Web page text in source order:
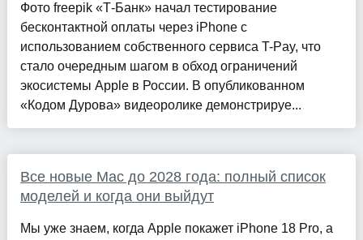
Фото freepik «Т-Банк» начал тестирование
бесконтактной оплаты через iPhone с
использованием собственного сервиса T-Pay, что
стало очередным шагом в обход ограничений
экосистемы Apple в России. В опубликованном
«Кодом Дурова» видеоролике демонстрируе...
Все новые Mac до 2028 года: полный список
моделей и когда они выйдут
Мы уже знаем, когда Apple покажет iPhone 18 Pro, а